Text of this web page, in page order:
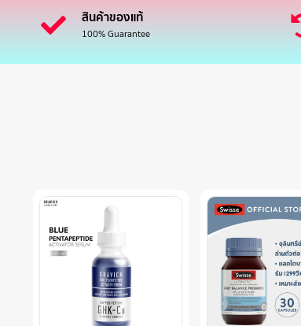
สินค้าของแท้
100% Guarantee